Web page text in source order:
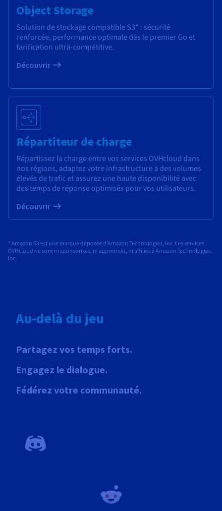
Object Storage
Solution de stockage compatible S3* : sécurité
renforcée, performance optimale dès le premier Go et
tarification ultra-compétitive.
Découvrir
Répartiteur de charge
Répartissez la charge entre vos services OVHcloud dans
nos régions, adaptez votre infrastructure à des volumes
élevés de trafic et assurez une haute disponibilité avec
des temps de réponse optimisés pour vos utilisateurs.
Découvrir
* Amazon S3 est une marque déposée d’Amazon Technologies, Inc. Les services
OVHcloud ne sont ni sponsorisés, ni approuvés, ni affiliés à Amazon Technologies,
Inc.
Au-delà du jeu
Partagez vos temps forts.
Engagez le dialogue.
Fédérez votre communauté.